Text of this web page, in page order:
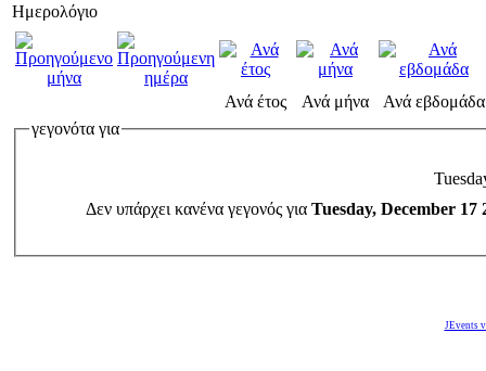
Ημερολόγιο
Ανά έτος Ανά μήνα
Ανά εβδομάδα
γεγονότα για
Δεν υπάρχει κανένα γεγονός για Tuesday, December 17
JEvents